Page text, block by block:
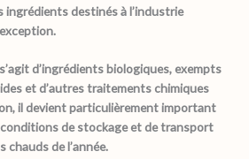
ingrédients destinés à l’industrie
d’ingrédients biologiques, exempts
et d’autres traitements chimiques
il devient particulièrement important
de stockage et de transport
chauds de l’année.